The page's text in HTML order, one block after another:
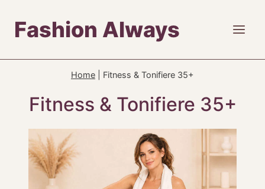
content
Fashion Always
Home Fitness & Tonifiere 35+
Fitness & Tonifiere 35+